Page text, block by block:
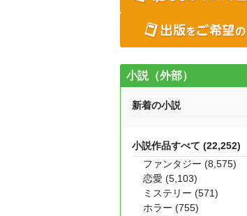
小説（外部）
新着の小説
小説作品すべて (22,252)
ファンタジー (8,575)
恋愛 (5,103)
ミステリー (571)
ホラー (755)